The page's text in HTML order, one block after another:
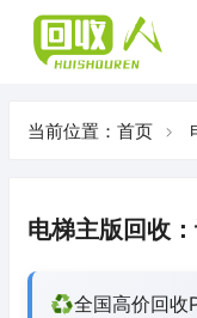
当前位置： 首页
电梯主版回收
♻️全国高价回收